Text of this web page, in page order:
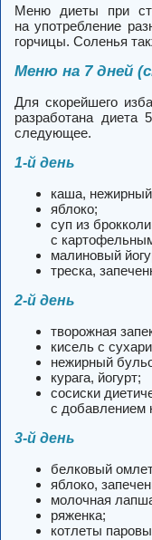
Меню диеты при
на употребление
горчицы. Соленья
Меню на 7 дней
Для скорейшего
разработана диета
следующее.
1-й день
каша,
яблоко;
суп из
с
малиновый
треска,
2-й день
творожная
кисель с
нежирный
курага, йогурт;
сосиски
с добавлением
3-й день
белковый
яблоко,
молочная
ряженка;
котлеты